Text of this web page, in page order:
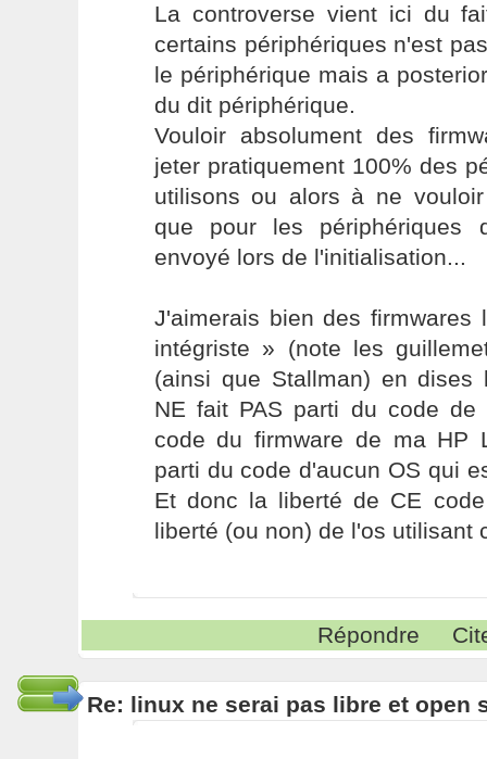
La controverse vient ici du
certains périphériques n'est
le périphérique mais a
du dit périphérique.
Vouloir absolument des
jeter pratiquement 100% des
utilisons ou alors à ne
que pour les périphériques
envoyé lors de l'initialisation...
J'aimerais bien des firmwares
intégriste » (note les
(ainsi que Stallman) en dises
NE fait PAS parti du code
code du firmware de ma HP
parti du code d'aucun OS qui
Et donc la liberté de CE
liberté (ou non) de l'os utilisant
Répondre
Re: linux ne serai pas libre et open